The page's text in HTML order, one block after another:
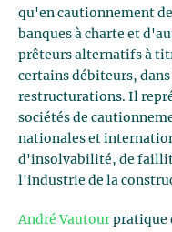
qu'en cautionnement
banques à charte et
prêteurs alternatifs à
certains débiteurs,
restructurations. Il
sociétés de
nationales et
d'insolvabilité, de
l'industrie de la
André Vautourpratique